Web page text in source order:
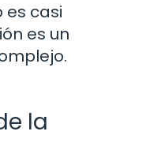
es casi
es un
la